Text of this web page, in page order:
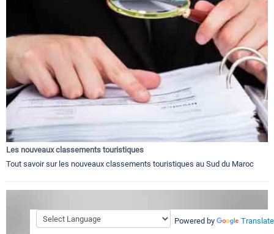
Les nouveaux classements touristiques
Tout savoir sur les nouveaux classements touristiques au Sud du Maroc
Powered by Translate